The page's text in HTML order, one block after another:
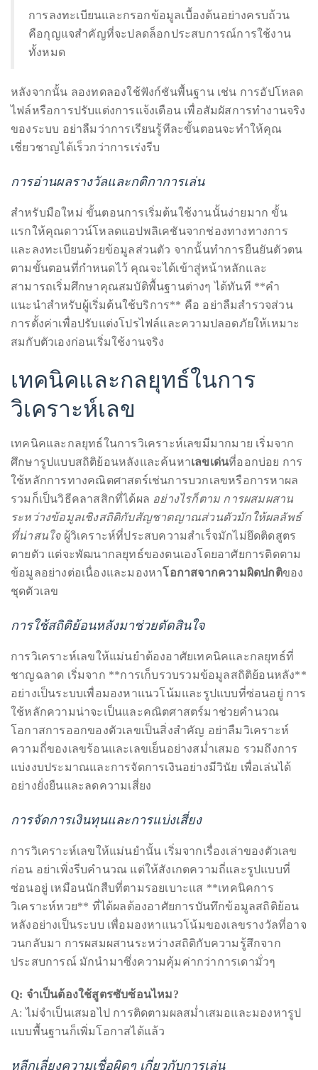
General
Inquiries:
Sponsorship:
sponsorship@theduanewells.com
Concierge:
concierge@theduanewells.com
Appearances:
Follow
us
on
Instagram
@therealduanewells
Video
Follow
me
on
Twitter
BY
@@THEDUANEWELLS
©
2018
All
Right
Reserved
TheDuanewells
Ploicy
และความมั่นใจให้คุณก้าวไปสู่การใช้งานฟีเจอร์ขั้นสูงได้
อย่างราบรื่นในอนาคต
คือกุญแจสำคัญที่จะปลดล็อกประสบการณ์การใช้งาน
ทั้งหมด
หลังจากนั้น ลองทดลองใช้ฟังก์ชันพื้นฐาน เช่น การอัปโหลด
ของระบบ อย่าลืมว่าการเรียนรู้ทีละขั้นตอนจะทำให้คุณ
การอ่านผลรางวัลและกติกาการเล่น
สำหรับมือใหม่ ขั้นตอนการเริ่มต้นใช้งานนั้นง่ายมาก ขั้น
แรกให้คุณดาวน์โหลดแอปพลิเคชันจากช่องทางทางการ
และลงทะเบียนด้วยข้อมูลส่วนตัว จากนั้นทำการยืนยันตัวตน
ตามขั้นตอนที่กำหนดไว้ คุณจะได้เข้าสู่หน้าหลักและ
สามารถเริ่มศึกษาคุณสมบัติพื้นฐานต่างๆ ได้ทันที **คำ
การตั้งค่าเพื่อปรับแต่งโปรไฟล์และความปลอดภัยให้เหมาะ
สมกับตัวเองก่อนเริ่มใช้งานจริง
เทคนิคและกลยุทธ์ในการ
วิเคราะห์เลข
เทคนิคและกลยุทธ์ในการวิเคราะห์เลขมีมากมาย เริ่มจาก
ศึกษารูปแบบสถิติย้อนหลังและค้นหา
เลขเด่นที่ออกบ่อย การ
ใช้หลักการทางคณิตศาสตร์เช่นการบวกเลขหรือการหาผล
รวมก็เป็นวิธีคลาสสิกที่ได้ผล
อย่างไรก็ตาม การผสมผสาน
ระหว่างข้อมูลเชิงสถิติกับสัญชาตญาณส่วนตัวมักให้ผลลัพธ์
ที่น่าสนใจ
ข้อมูลอย่างต่อเนื่องและมองหาโอกาสจากความผิดปกติ
การใช้สถิติย้อนหลังมาช่วยตัดสินใจ
การวิเคราะห์เลขให้แม่นยำต้องอาศัยเทคนิคและกลยุทธ์ที่
ชาญฉลาด เริ่มจาก **การเก็บรวบรวมข้อมูลสถิติย้อนหลัง**
อย่างเป็นระบบเพื่อมองหาแนวโน้มและรูปแบบที่ซ่อนอยู่ การ
ใช้หลักความน่าจะเป็นและคณิตศาสตร์มาช่วยคำนวณ
โอกาสการออกของตัวเลขเป็นสิ่งสำคัญ อย่าลืมวิเคราะห์
แบ่งงบประมาณและการจัดการเงินอย่างมีวินัย เพื่อเล่นได้
การจัดการเงินทุนและการแบ่งเสี่ยง
การวิเคราะห์เลขให้แม่นยำนั้น เริ่มจากเรื่องเล่าของตัวเลข
ก่อน อย่าเพิ่งรีบคำนวณ แต่ให้สังเกตความถี่และรูปแบบที่
ซ่อนอยู่ เหมือนนักสืบที่ตามรอยเบาะแส **เทคนิคการ
วิเคราะห์หวย** ที่ได้ผลต้องอาศัยการบันทึกข้อมูลสถิติย้อน
วนกลับมา การผสมผสานระหว่างสถิติกับความรู้สึกจาก
ประสบการณ์ มักนำมาซึ่งความคุ้มค่ากว่าการเดามั่วๆ
A: ไม่จำเป็นเสมอไป การติดตามผลสม่ำเสมอและมองหารูป